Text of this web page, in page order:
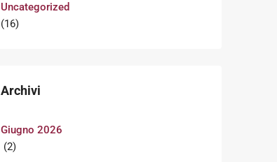
Uncategorized
(16)
Archivi
Giugno 2026
(2)